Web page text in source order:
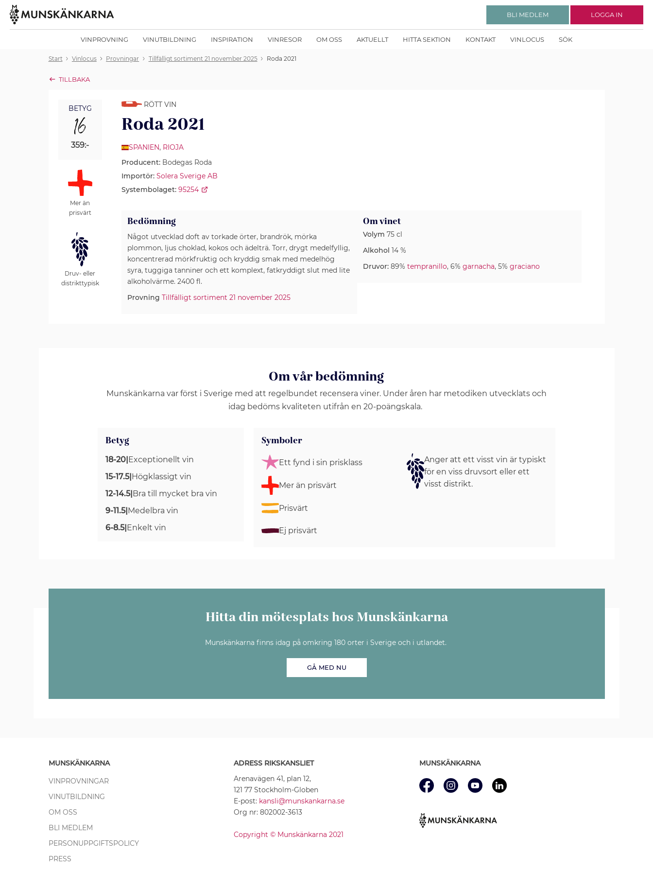
VINPROVNING VINUTBILDNING INSPIRATION VINRESOR OM OSS AKTUELLT HITTA SEKTION KONTAKT VINLOCUS SÖK
BLI MEDLEM LOGGA IN
Start Vinlocus Provningar Tillfälligt sortiment 21 november 2025 Roda 2021
TILLBAKA
BETYG
16
359:-
Mer än
prisvärt
Druv- eller
distrikttypisk
RÖTT VIN
Roda 2021
SPANIEN, RIOJA
Producent:Bodegas Roda
Importör: Solera Sverige AB
Systembolaget: 95254
Bedömning
Något utvecklad doft av torkade örter, brandrök, mörka
plommon, ljus choklad, kokos och ädelträ. Torr, drygt medelfyllig,
koncentrerad mörkfruktig och kryddig smak med medelhög
syra, tuggiga tanniner och ett komplext, fatkryddigt slut med lite
alkoholvärme. 2400 fl.
Provning Tillfälligt sortiment 21 november 2025
Om vinet
Volym 75 cl
Alkohol 14 %
Druvor: 89% tempranillo, 6% garnacha, 5% graciano
Om vår bedömning
Munskänkarna var först i Sverige med att regelbundet recensera viner. Under åren har metodiken utvecklats och
idag bedöms kvaliteten utifrån en 20-poängskala.
Betyg
18-20|Exceptionellt vin
15-17.5|Högklassigt vin
12-14.5|Bra till mycket bra vin
9-11.5|Medelbra vin
6-8.5|Enkelt vin
Symboler
Ett fynd i sin prisklass
Mer än prisvärt
Prisvärt
Ej prisvärt
Anger att ett visst vin är typiskt
för en viss druvsort eller ett
visst distrikt.
Hitta din mötesplats hos Munskänkarna
Munskänkarna finns idag på omkring 180 orter i Sverige och i utlandet.
GÅ MED NU
MUNSKÄNKARNA
VINPROVNINGAR
VINUTBILDNING
OM OSS
BLI MEDLEM
PERSONUPPGIFTSPOLICY
PRESS
ADRESS RIKSKANSLIET
Arenavägen 41, plan 12,
121 77 Stockholm-Globen
E-post: kansli@munskankarna.se
Org nr: 802002-3613
Copyright © Munskänkarna 2021
MUNSKÄNKARNA